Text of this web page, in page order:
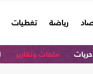
رياضة تغطيات
ملفات وتقارير